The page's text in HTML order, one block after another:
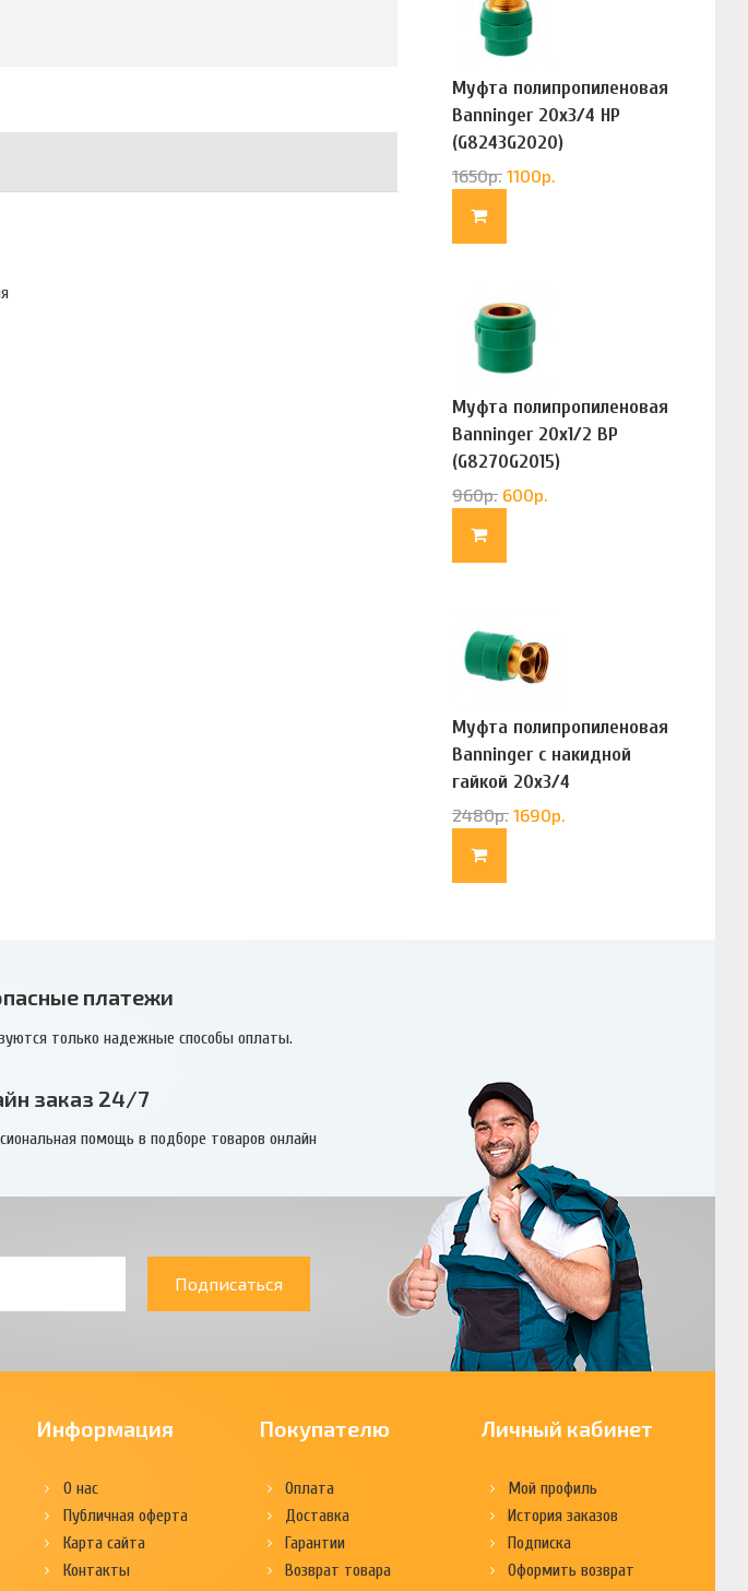
Муфта полипропиленовая
Banninger 20х3/4 НР
(G8243G2020)
1650р. 1100р.
Муфта полипропиленовая
Banninger 20х1/2 ВР
(G8270G2015)
960р. 600р.
Муфта полипропиленовая
Banninger с накидной
гайкой 20х3/4
(G83322020)
2480р. 1690р.
платежи
только надежные способы оплаты.
заказ 24/7
помощь в подборе товаров онлайн
Подписаться
Информация
О нас
Публичная оферта
Карта сайта
Контакты
Покупателю
Оплата
Доставка
Гарантии
Возврат товара
Личный кабинет
Мой профиль
История заказов
Подписка
Оформить возврат